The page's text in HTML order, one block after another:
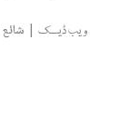
ویب ڈیسک | شائع